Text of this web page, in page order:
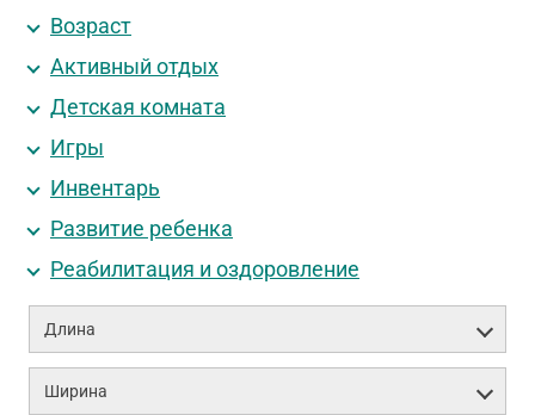
Возраст
Активный отдых
Детская комната
Игры
Инвентарь
Развитие ребенка
Реабилитация и оздоровление
Длина
Ширина